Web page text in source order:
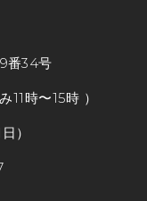
番34号
時〜15時 ）
）